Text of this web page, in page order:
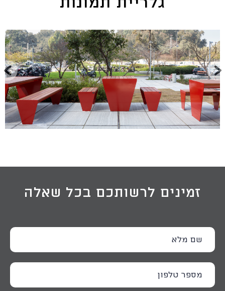
זמינים לרשותכם בכל שאלה